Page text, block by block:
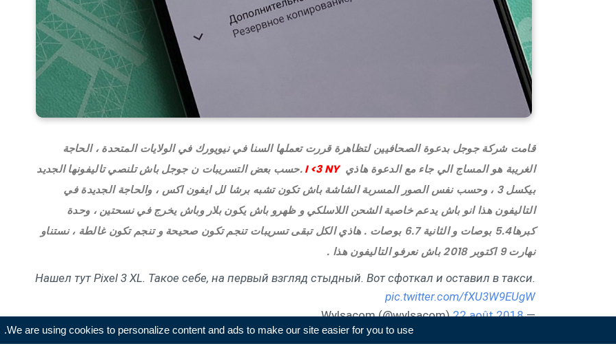
We are using cookies to personalize content and ads to make our site easier for you to use.
قامت شركة جوجل بدعوة الصحافيين لتظاهرة قررت تعملها السنا في نيويورك في الولايات المتحدة ، الحاجة
الغريبة هو المساج الي جاء مع الدعوة هاذيI <3 NY.حسب بعض التسريبات ن جوجل باش تلنصي تاليفونها الجديد
بيكسل 3 ، وحسب نفس الصور المسربة الشاشة باش تكون تشبه برشا لل ايفون اكس ، والحاجة الجديدة في
التاليفون هذا انو باش يدعم خاصية الشحن اللاسلكي و ظهرو باش يكون بلار وباش يخرج في نسحتين ، وحدة
كبرها5.4 بوصات و الثانية 6.7 بوصات .
هاذي الكل تبقى تسريبات تنجم تكون صحيحة و تنجم تكون غالطة ، نستناو
نهارت 9 اكتوبر 2018 باش نعرفو التاليفون هذا .
Нашел тут Pixel 3 XL. Такое себе, на первый взгляд стыдный. Вот сфоткал и оставил в такси.
pic.twitter.com/fXU3W9EUgW
— Wylsacom (@wylsacom)
22 août 2018